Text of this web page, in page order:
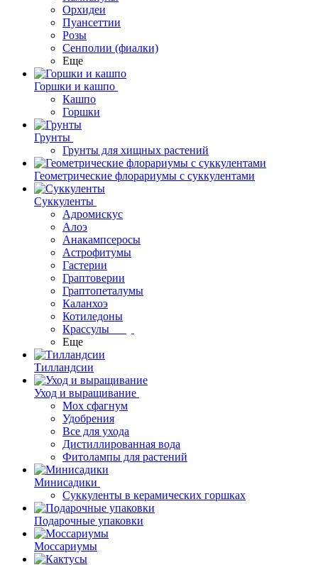
Орхидеи
Пуансеттии
Розы
Сенполии (фиалки)
Еще
Горшки и кашпо
Кашпо
Горшки
Грунты
Грунты для хищных растений
Геометрические флорариумы с суккулентами
Суккуленты
Адромискус
Алоэ
Анакампсеросы
Астрофитумы
Гастерии
Граптоверии
Граптопеталумы
Каланхоэ
Котиледоны
Крассулы
Еще
Тилландсии
Уход и выращивание
Мох сфагнум
Удобрения
Все для ухода
Дистиллированная вода
Фитолампы для растений
Минисадики
Суккуленты в керамических горшках
Подарочные упаковки
Моссариумы